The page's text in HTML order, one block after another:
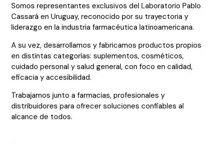
Somos representantes exclusivos del Laboratorio Pablo
Cassará en Uruguay, reconocido por su trayectoria y
liderazgo en la industria farmacéutica latinoamericana.
A su vez, desarrollamos y fabricamos productos propios
en distintas categorías: suplementos, cosméticos,
cuidado personal y salud general, con foco en calidad,
eficacia y accesibilidad.
Trabajamos junto a farmacias, profesionales y
distribuidores para ofrecer soluciones confiables al
alcance de todos.